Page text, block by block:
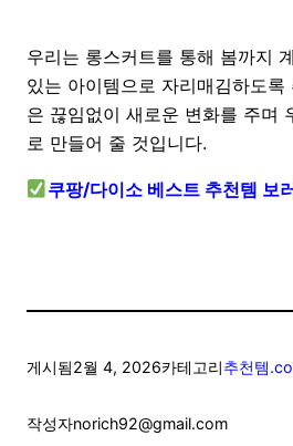
우리는 롱스커트를 통해 봄까지
있는 아이템으로 자리매김하도록
은 끊임없이 새로운 변화를 주며
로 만들어 줄 것입니다.
쿠팡/다이소 베스트 추천템 보
게시됨2월 4, 2026카테고리추천템
작성자norich92@gmail.com